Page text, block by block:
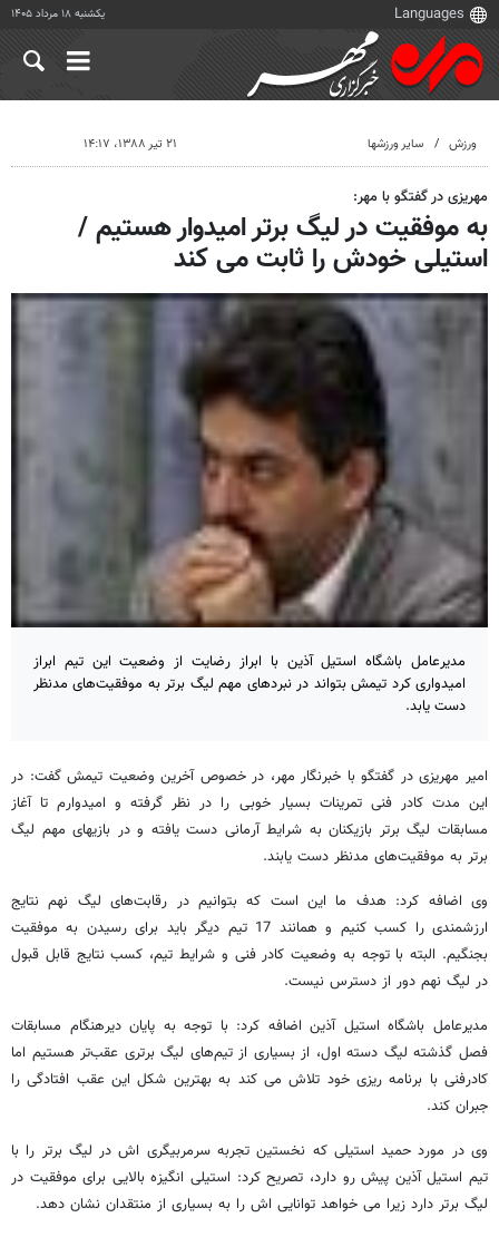
یکشنبه ۱۸ مرداد ۱۴۰۵
ورزش سایر ورزشها ۲۱ تیر ۱۳۸۸، ۱۴:۱۷
مهریزی در گفتگو با مهر:
به موفقیت در لیگ برتر امیدوار هستیم /
استیلی خودش را ثابت می کند
مدیرعامل باشگاه استیل آذین با ابراز رضایت از وضعیت این تیم ابراز
امیدواری کرد تیمش بتواند در نبرد‌های مهم لیگ برتر به موفقیت‌های مدنظر
دست یابد.
امیر مهریزی در گفتگو با خبرنگار مهر، در خصوص آخرین وضعیت تیمش گفت: در
این مدت کادر فنی تمرینات بسیار خوبی را در نظر گرفته و امیدوارم تا آغاز
مسابقات لیگ برتر بازیکنان به شرایط آرمانی دست یافته و در بازیهای مهم لیگ
برتر به موفقیت‌های مدنظر دست یابند.
وی اضافه کرد: هدف ما این است که بتوانیم در رقابت‌های لیگ نهم نتایج
ارزشمندی را کسب کنیم و همانند 17 تیم دیگر باید برای رسیدن به موفقیت
بجنگیم. البته با توجه به وضعیت کادر فنی و شرایط تیم، کسب نتایج قابل قبول
در لیگ نهم دور از دسترس نیست.
مدیرعامل باشگاه استیل آذین اضافه کرد: با توجه به پایان دیرهنگام مسابقات
فصل گذشته لیگ دسته اول، از بسیاری از تیم‌های لیگ برتری عقب‌تر هستیم اما
کادرفنی با برنامه ریزی خود تلاش می کند به بهترین شکل این عقب افتادگی را
جبران کند.
وی در مورد حمید استیلی که نخستین تجربه سرمربیگری اش در لیگ برتر را با
تیم استیل آذین پیش رو دارد، تصریح کرد: استیلی انگیزه بالایی برای موفقیت در
لیگ برتر دارد زیرا می خواهد توانایی اش را به بسیاری از منتقدان نشان دهد.